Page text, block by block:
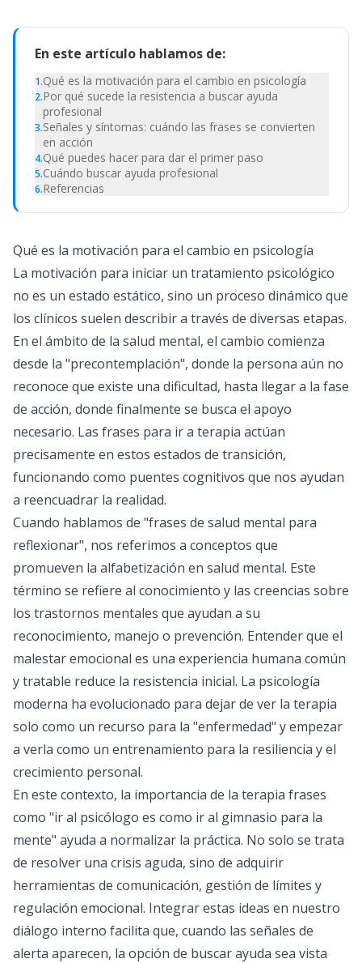
En este artículo hablamos de:
1.Qué es la motivación para el cambio en psicología
2.Por qué sucede la resistencia a buscar ayuda
profesional
3.Señales y síntomas: cuándo las frases se convierten
en acción
4.Qué puedes hacer para dar el primer paso
5.Cuándo buscar ayuda profesional
6.Referencias
Qué es la motivación para el cambio en psicología
La motivación para iniciar un tratamiento psicológico
no es un estado estático, sino un proceso dinámico que
los clínicos suelen describir a través de diversas etapas.
En el ámbito de la salud mental, el cambio comienza
desde la "precontemplación", donde la persona aún no
reconoce que existe una dificultad, hasta llegar a la fase
de acción, donde finalmente se busca el apoyo
necesario. Las frases para ir a terapia actúan
precisamente en estos estados de transición,
funcionando como puentes cognitivos que nos ayudan
a reencuadrar la realidad.
Cuando hablamos de "frases de salud mental para
reflexionar", nos referimos a conceptos que
promueven la alfabetización en salud mental. Este
término se refiere al conocimiento y las creencias sobre
los trastornos mentales que ayudan a su
reconocimiento, manejo o prevención. Entender que el
malestar emocional es una experiencia humana común
y tratable reduce la resistencia inicial. La psicología
moderna ha evolucionado para dejar de ver la terapia
solo como un recurso para la "enfermedad" y empezar
a verla como un entrenamiento para la resiliencia y el
crecimiento personal.
En este contexto, la importancia de la terapia frases
como "ir al psicólogo es como ir al gimnasio para la
mente" ayuda a normalizar la práctica. No solo se trata
de resolver una crisis aguda, sino de adquirir
herramientas de comunicación, gestión de límites y
regulación emocional. Integrar estas ideas en nuestro
diálogo interno facilita que, cuando las señales de
alerta aparecen, la opción de buscar ayuda sea vista